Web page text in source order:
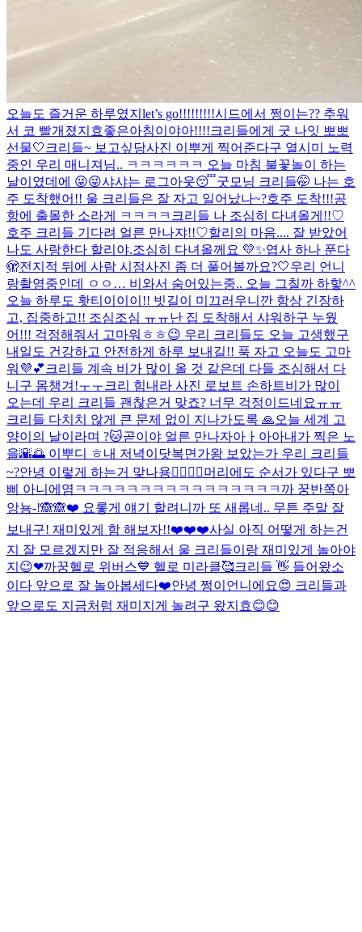
오늘도 즐거운 하루였지 let’s go!!!!!!!!!시드에서 쩡이는?? 추워
서 코 빨개졌지효좋은아침이야아!!!!크리들에게 굿 나잇 뽀뽀
선물🤍 크리들~ 보고싶당사진 이뿌게 찍어준다구 열시미 노력
중인 우리 매니져님.. ㅋㅋㅋㅋㅋㅋ 오늘 마침 불꽃놀이 하는
날이였데에 😜😜샤샤는 로그아웃😴굿모닝 크리들🤭 나는 호
주 도착했어!! 울 크리들은 잘 자고 일어났나~?호주 도착!!!공
항에 출몰한 소라게 ㅋㅋㅋㅋ 크리들 나 조심히 다녀올게!!♡
호주 크리들 기다려 얼른 만나쟈!!♡할리의 마음.... 잘 받았어
나도 사랑한다 할리야.조심히 다녀올께요 💛✨엽사 하나 푼다
🫣전지적 뒤에 사람 시점사진 좀 더 풀어볼까요?🤍우리 언니
랑촬영중인데 ㅇㅇ… 비와서 숨어있는중.. 오늘 그칠까 하핳^^
오늘 하루도 홧티이이이!! 빗길이 미끄러우니깐 항상 긴장하
고, 집중하고!! 조심조심 ㅠㅠ난 집 도착해서 샤워하구 누웠
어!!! 걱정해줘서 고마워ㅎㅎ😉 우리 크리들도 오늘 고생했구
내일도 건강하고 안전하게 하루 보내길!! 푹 자고 오늘도 고마
워💜💕 크리들 계속 비가 많이 올 것 같은데 다들 조심해서 다
니구 몸챙겨!ㅜㅜ크리 힘내라 사진 로보트 손하트비가 많이
오는데 우리 크리들 괜찮은거 맞죠? 너무 걱정이드네요ㅠㅠ
크리들 다치치 않게 큰 문제 없이 지나가도록 🙏오늘 세계 고
양이의 날이라며 ?🐱곧이야 얼른 만나자아ㅏ아아내가 찍은 노
을🌇🌅 이뿌디 ㅎ내 저녁이닷복면가왕 보았는가 우리 크리들
~?안녕 이렇게 하는거 맞나용👉🏻👈🏻머리에도 순서가 있다구 뽀
삐 아니에염 ㅋㅋㅋㅋㅋㅋㅋㅋㅋㅋㅋㅋㅋㅋㅋㅋ 까 꿍반쪽아
앙뇽-!🙈🙈❤️ 요롷게 얘기 할려니까 또 새롭네.. 무튼 주말 잘
보내구! 재미있게 함 해보자!!❤️❤️❤️사실 아직 어떻게 하는건
지 잘 모르겠지만 잘 적응해서 울 크리들이랑 재미있게 놀아야
지😉❤까꿍헬로 위버스💙 헬로 미라클🥰크리들 👋 들어왔소
이다 앞으로 잘 놀아봅세다❤️안녕 쩡이언니에요😍 크리들과
앞으로도 지금처럼 재미지게 놀려구 왔지효😊😊